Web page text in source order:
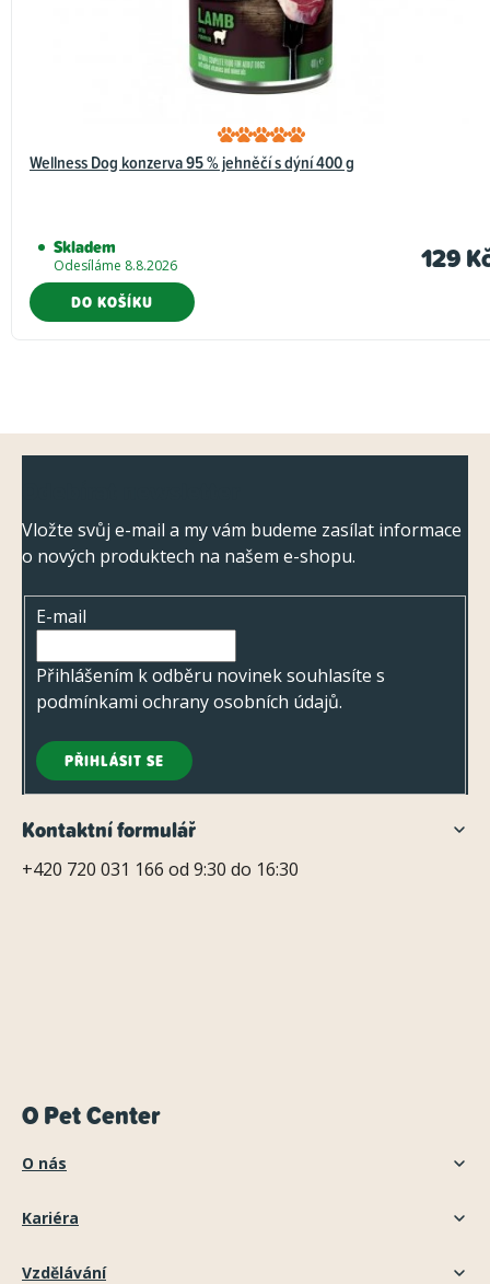
Wellness Dog konzerva 95 % jehněčí s dýní 400 g
Skladem
Odesíláme 8.8.2026 129
DO KOŠÍKU
Vložte svůj e-mail a my vám budeme zasílat informace
o nových produktech na našem e-shopu.
E-mail
Přihlášením k odběru novinek souhlasíte s
podmínkami ochrany osobních údajů.
PŘIHLÁSIT SE
Kontaktní formulář
+420 720 031 166 od 9:30 do 16:30
O Pet Center
O nás
Kariéra
Vzdělávání